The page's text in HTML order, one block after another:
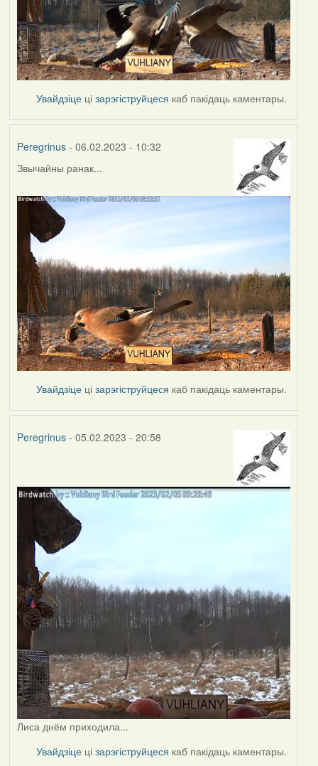
Увайдзіце цізарэгіструйцеся каб пакідаць каментары.
Peregrinus- 06.02.2023 - 10:32
Звычайны ранак...
Увайдзіце цізарэгіструйцеся каб пакідаць каментары.
Peregrinus- 05.02.2023 - 20:58
Лиса днём приходила...
Увайдзіце цізарэгіструйцеся каб пакідаць каментары.